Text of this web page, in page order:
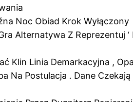
Noc Obiad Krok Wyłączony
Alternatywa Z Reprezentuj
Klin Linia Demarkacyjna ,
Na Postulacja . Dane